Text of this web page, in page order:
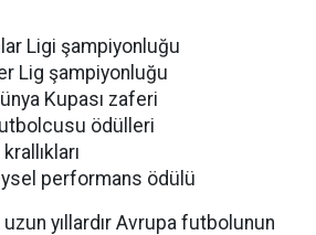
Ligi şampiyonluğu
Lig şampiyonluğu
Kupası zaferi
ödülleri
performans ödülü
yıllardır Avrupa futbolunun